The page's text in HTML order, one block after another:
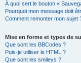
À quoi sert le bouton «
Pourquoi mon message doit
Comment remonter mon sujet
Mise en forme et types de
Que sont les BBCodes ?
Puis-je utiliser le HTML ?
Que sont les smileys ?